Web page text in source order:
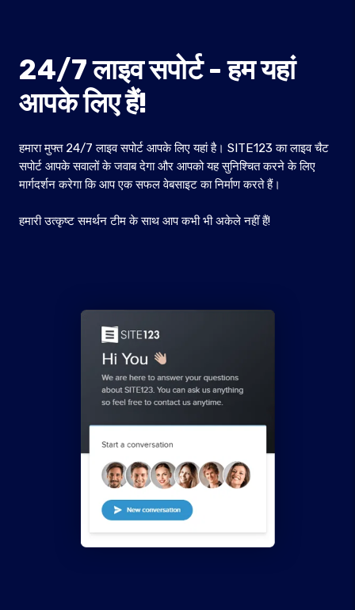
24/7 लाइव सपोर्ट - हम यहां
आपके लिए हैं!
हमारा मुफ्त 24/7 लाइव सपोर्ट आपके लिए यहां है। SITE123 का लाइव चैट
सपोर्ट आपके सवालों के जवाब देगा और आपको यह सुनिश्चित करने के लिए
मार्गदर्शन करेगा कि आप एक सफल वेबसाइट का निर्माण करते हैं।
हमारी उत्कृष्ट समर्थन टीम के साथ आप कभी भी अकेले नहीं हैं!